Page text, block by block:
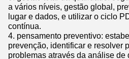
a vários níveis, gestão global,
lugar e dados, e utilizar o ciclo
contínua.
4. pensamento preventivo:
prevenção, identificar e resolver
problemas através da análise de